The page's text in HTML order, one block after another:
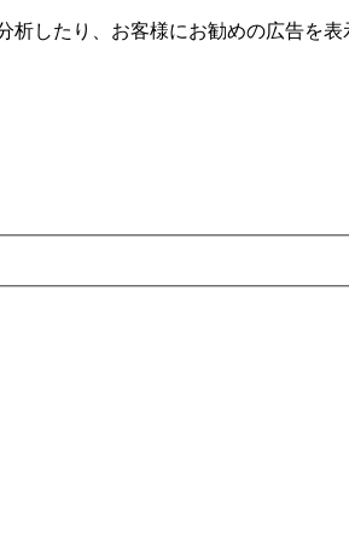
したり、お客様にお勧めの広告を